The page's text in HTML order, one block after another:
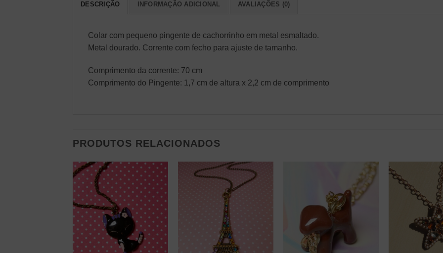
DESCRIÇÃO INFORMAÇÃO ADICIONAL AVALIAÇÕES (0)
Colar com pequeno pingente de cachorrinho em metal esmaltado.
Metal dourado. Corrente com fecho para ajuste de tamanho.
Comprimento da corrente: 70 cm
Comprimento do Pingente: 1,7 cm de altura x 2,2 cm de comprimento
PRODUTOS RELACIONADOS